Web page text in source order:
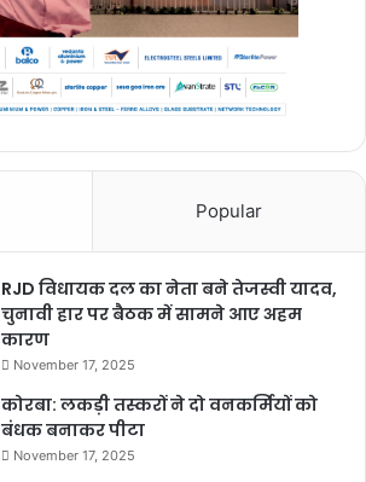
Popular
RJD विधायक दल का नेता बने तेजस्वी यादव,
चुनावी हार पर बैठक में सामने आए अहम
कारण
November 17, 2025
कोरबा: लकड़ी तस्करों ने दो वनकर्मियों को
बंधक बनाकर पीटा
November 17, 2025